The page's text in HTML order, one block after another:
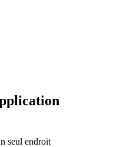
seul endroit